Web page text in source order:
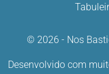
© 2026 - Nos
Desenvolvido com